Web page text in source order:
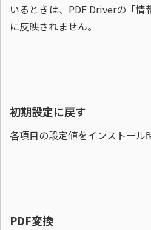
いるときは、PDF Driverの「
に反映されません。
初期設定に戻す
各項目の設定値をインストール
PDF変換